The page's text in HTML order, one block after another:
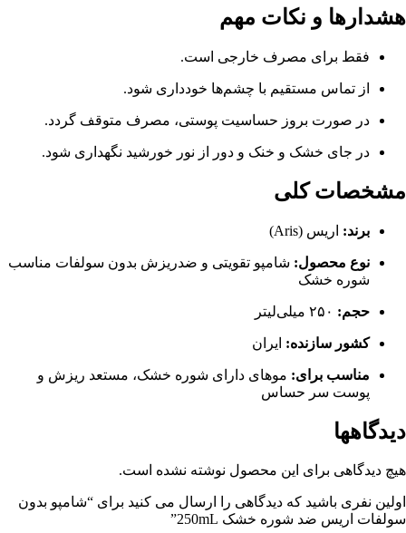
هشدارها و نکات مهم
فقط برای مصرف خارجی است.
از تماس مستقیم با چشم‌ها خودداری شود.
در صورت بروز حساسیت پوستی، مصرف متوقف گردد.
در جای خشک و خنک و دور از نور خورشید نگهداری شود.
مشخصات کلی
برند: اریس (Aris)
نوع محصول: شامپو تقویتی و ضدریزش بدون سولفات مناسب
شوره خشک
حجم:
کشور سازنده: ایران
مناسب برای: موهای دارای شوره خشک، مستعد ریزش و
پوست سر حساس
دیدگاهها
هیچ دیدگاهی برای این محصول نوشته نشده است.
اولین نفری باشید که دیدگاهی را ارسال می کنید برای “شامپو بدون
سولفات اریس ضد شوره خشک 250mL”